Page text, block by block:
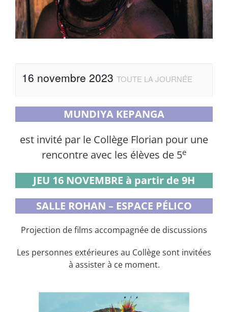
16 novembre 2023 TOUTE LA JOURNÉE
MUNDIYA KEPANGA
est invité par le Collège Florian pour une
rencontre avec les élèves de 5e
JEU 16 NOVEMBRE à partir de 9H
SALLE ROHAN – ESPACE PÉLICO
Projection de films accompagnée de discussions
Les personnes extérieures au Collège sont invitées
à assister à ce moment.